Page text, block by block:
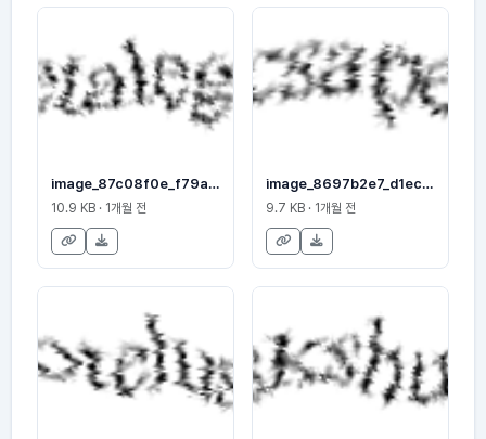
image_87c08f0e_f79adcd325
10.9 KB · 1개월 전
image_8697b2e7_d1ec1a97ae
9.7 KB · 1개월 전